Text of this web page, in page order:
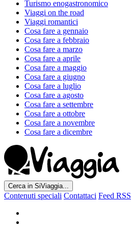
Turismo enogastronomico
Viaggi on the road
Viaggi romantici
Cosa fare a gennaio
Cosa fare a febbraio
Cosa fare a marzo
Cosa fare a aprile
Cosa fare a maggio
Cosa fare a giugno
Cosa fare a luglio
Cosa fare a agosto
Cosa fare a settembre
Cosa fare a ottobre
Cosa fare a novembre
Cosa fare a dicembre
Cerca in SiViaggia...
Contenuti speciali Contattaci Feed RSS